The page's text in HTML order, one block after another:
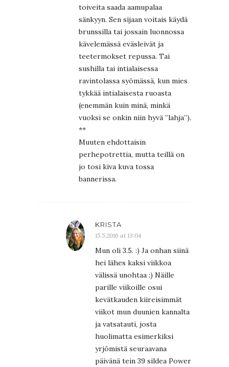
toiveita saada aamupalaa
sänkyyn. Sen sijaan voitais käydä
brunssilla tai jossain luonnossa
kävelemässä eväsleivät ja
teetermokset repussa. Tai
sushilla tai intialaisessa
ravintolassa syömässä, kun mies
tykkää intialaisesta ruoasta
(enemmän kuin minä, minkä
vuoksi se onkin niin hyvä ”lahja”).
**
Muuten ehdottaisin
perhepotrettia, mutta teillä on
jo tosi kiva kuva tossa
bannerissa.
KRISTA
15.5.2016 at 13:04
Mun oli 3.5. :) Ja onhan siinä
hei lähes kaksi viikkoa
välissä unohtaa :) Näille
parille viikoille osui
kevätkauden kiireisimmät
viikot mun duunien kannalta
ja vatsatauti, josta
huolimatta esimerkiksi
yrjömistä seuraavana
päivänä tein 39 sildea Power